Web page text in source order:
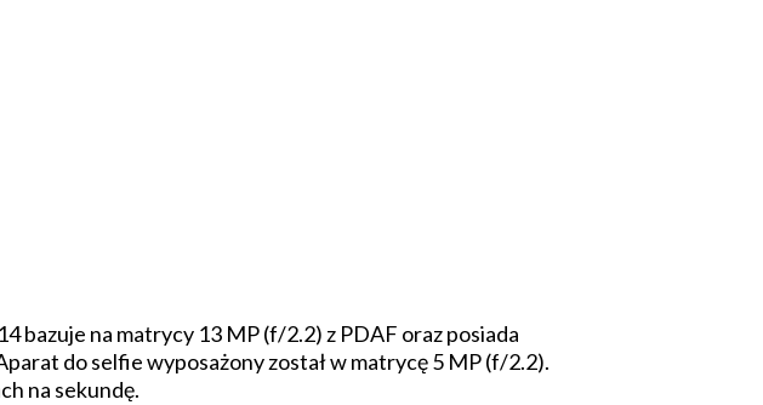
bazuje na matrycy 13 MP (f/2.2) z PDAF oraz posiada
do selfie wyposażony został w matrycę 5 MP (f/2.2).
na sekundę.